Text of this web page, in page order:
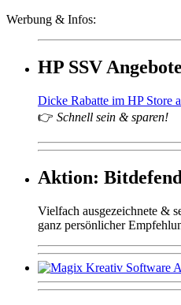
Werbung & Infos:
HP SSV
Dicke Rabatte im HP Store
👉 Schnell sein & sparen!
Aktion:
Vielfach ausgezeichnete &
ganz persönlicher